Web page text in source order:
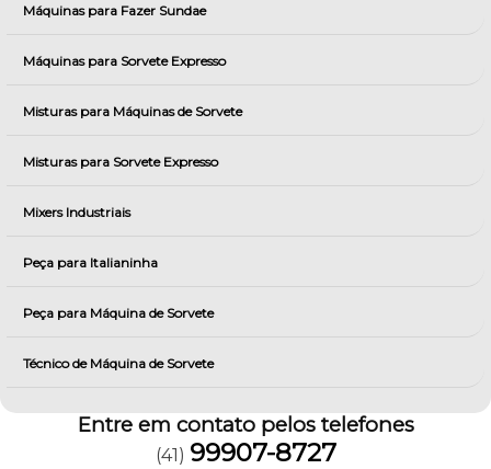
Máquinas para Fazer Sundae
Máquinas para Sorvete Expresso
Misturas para Máquinas de Sorvete
Misturas para Sorvete Expresso
Mixers Industriais
Peça para Italianinha
Peça para Máquina de Sorvete
Técnico de Máquina de Sorvete
Entre em contato pelos telefones
(41) 99907-8727